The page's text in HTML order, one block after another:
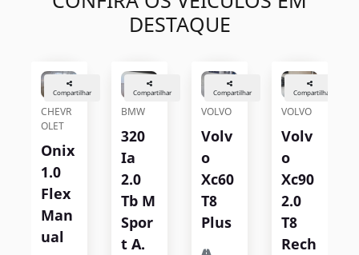
DESTAQUE
Compartilhar
CHEVR
OLET
Onix
1.0
Flex
Man
Ual
Compartilhar
BMW
320
Ia
2.0
Tb M
Spor
T A.
Compartilhar
VOLVO
Volv
O
Xc60
T8
Plus
Compartilhar
VOLVO
Volv
O
Xc90
2.0
T8
Rech